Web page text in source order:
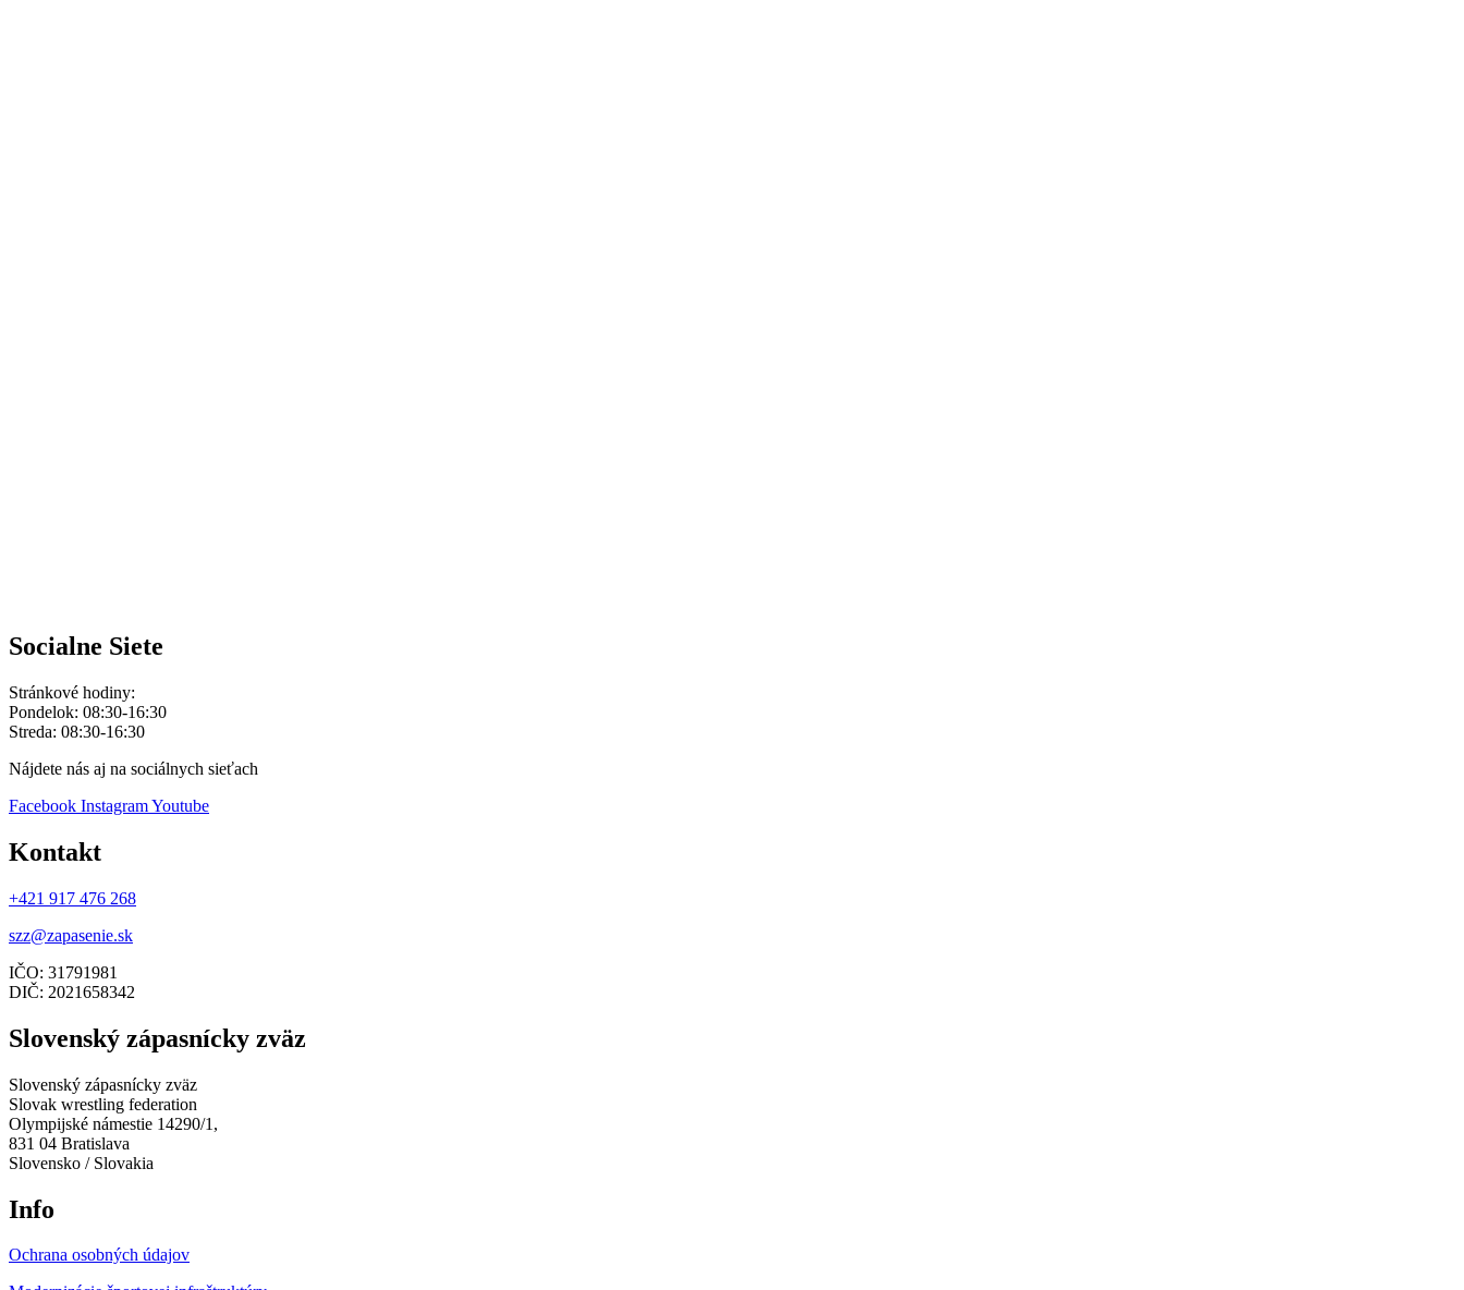
Socialne Siete
Stránkové hodiny:
Pondelok: 08:30-16:30
Streda: 08:30-16:30
Nájdete nás aj na sociálnych sieťach
Facebook InstagramYoutube
Kontakt
+421 917 476 268
szz@zapasenie.sk
IČO: 31791981
DIČ: 2021658342
Slovenský zápasnícky zväz
Slovenský zápasnícky zväz
Slovak wrestling federation
Olympijské námestie 14290/1,
831 04 Bratislava
Slovensko / Slovakia
Info
Ochrana osobných údajov